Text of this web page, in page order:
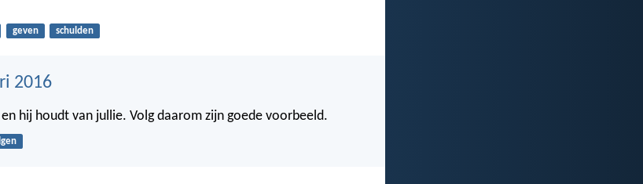
geven schulden
2016
hij houdt van jullie. Volg daarom zijn goede voorbeeld.